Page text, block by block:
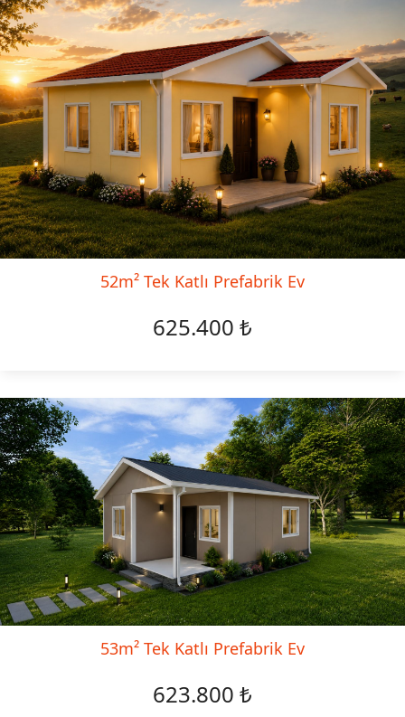
52m² Tek Katlı Prefabrik Ev
625.400 ₺
53m² Tek Katlı Prefabrik Ev
623.800 ₺